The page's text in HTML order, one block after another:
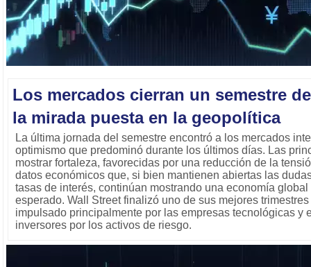
Los mercados cierran un semestre
la mirada puesta en la geopolítica
La última jornada del semestre encontró a los mercados
optimismo que predominó durante los últimos días. Las
mostrar fortaleza, favorecidas por una reducción de la
datos económicos que, si bien mantienen abiertas las
tasas de interés, continúan mostrando una economía
esperado. Wall Street finalizó uno de sus mejores
impulsado principalmente por las empresas tecnológicas y
inversores por los activos de riesgo.